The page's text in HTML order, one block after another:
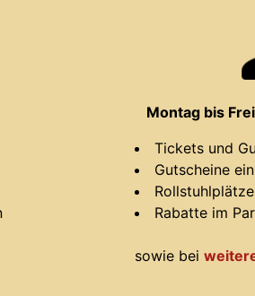
Montag bis
Tickets und
Gutscheine
Rabatte im
sowie bei